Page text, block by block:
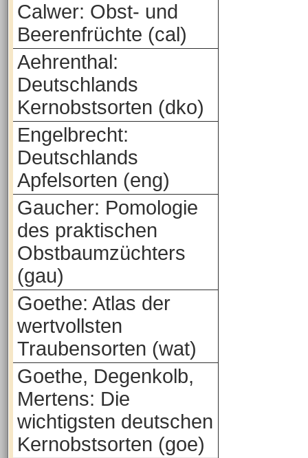
Calwer: Obst- und
Beerenfrüchte (cal)
Aehrenthal:
Deutschlands
Kernobstsorten (dko)
Engelbrecht:
Deutschlands
Apfelsorten (eng)
Gaucher: Pomologie
des praktischen
Obstbaumzüchters
(gau)
Goethe: Atlas der
wertvollsten
Traubensorten (wat)
Goethe, Degenkolb,
Mertens: Die
wichtigsten deutschen
Kernobstsorten (goe)